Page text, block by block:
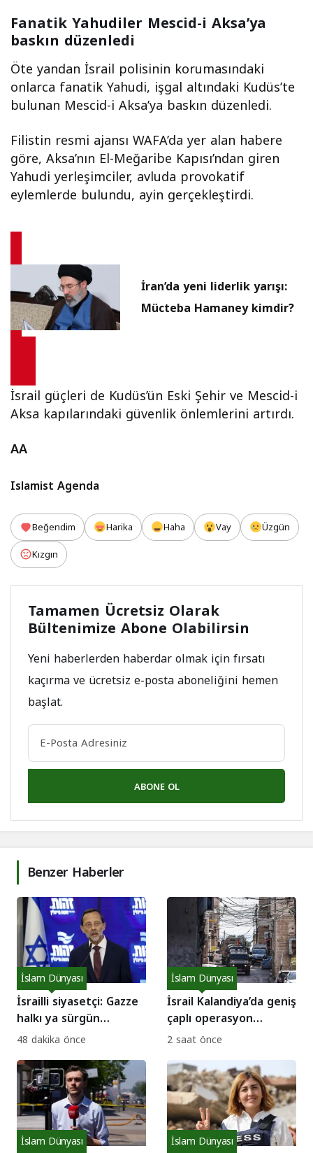
Fanatik Yahudiler Mescid-i Aksa’ya
baskın düzenledi
Öte yandan İsrail polisinin korumasındaki
onlarca fanatik Yahudi, işgal altındaki Kudüs’te
bulunan Mescid-i Aksa’ya baskın düzenledi.
Filistin resmi ajansı WAFA’da yer alan habere
göre, Aksa’nın El-Meğaribe Kapısı’ndan giren
Yahudi yerleşimciler, avluda provokatif
eylemlerde bulundu, ayin gerçekleştirdi.
İran’da yeni liderlik yarışı:
Mücteba Hamaney kimdir?
İsrail güçleri de Kudüs’ün Eski Şehir ve Mescid-i
Aksa kapılarındaki güvenlik önlemlerini artırdı.
AA
Islamist Agenda
Beğendim Harika Haha Vay
Üzgün
Kızgın
Tamamen Ücretsiz Olarak
Bültenimize Abone Olabilirsin
Yeni haberlerden haberdar olmak için fırsatı
kaçırma ve ücretsiz e-posta aboneliğini hemen
başlat.
ABONE OL
Benzer Haberler
İsrailli siyasetçi: Gazze
halkı ya sürgün
edilecek ya da
İslam Dünyası
48 dakika önce
İsrail Kalandiya’da geniş
çaplı operasyon
başlattı: Evler yıkılıyor!
İslam Dünyası
2 saat önce
İslam Dünyası İslam Dünyası